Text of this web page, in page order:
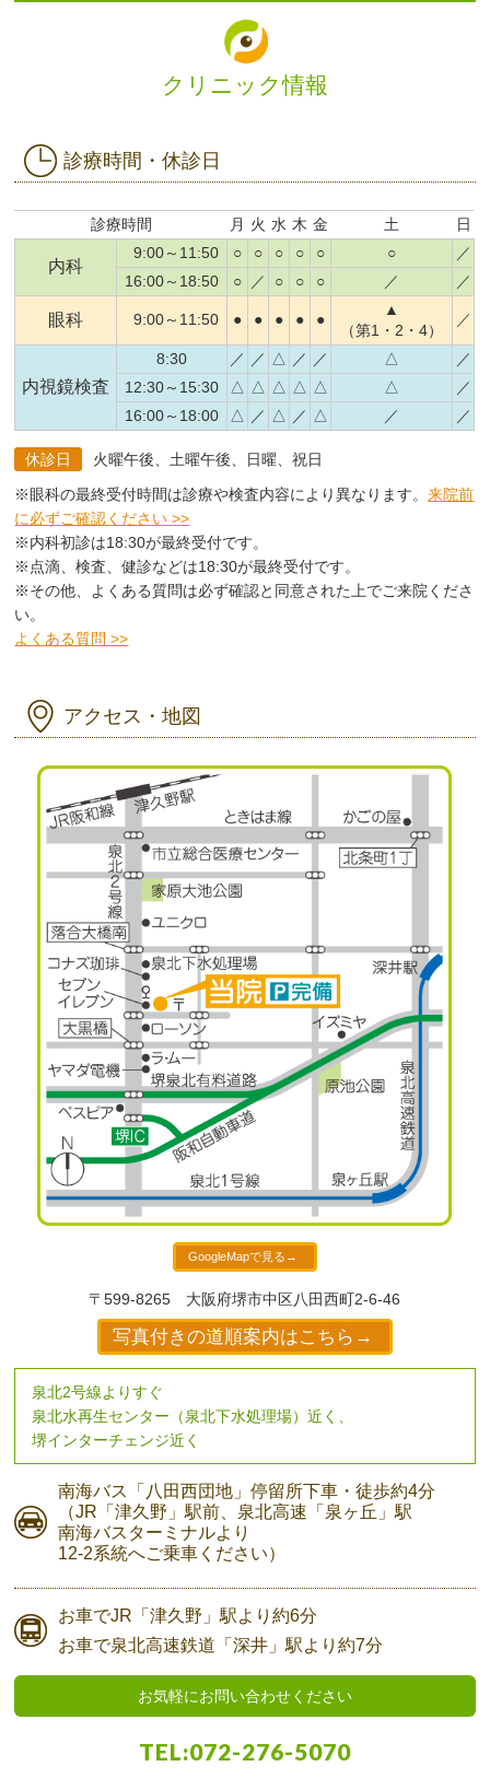
クリニック情報
診療時間・休診日
診療時間 月 火 水 木 金 土 日
内科
9:00～11:50 ○ ○ ○ ○ ○ ○
／
16:00～18:50
○ ／ ○ ○ ○ ／ ／
眼科 9:00～11:50 ● ● ● ● ●
▲
（第1・2・4）
／
内視鏡検査
8:30 ／ ／ △ ／ ／ △
／
12:30～15:30
△ △ △ △ △ △
／
16:00～18:00
△ ／ △ ／ △ ／ ／
休診日
火曜午後、土曜午後、日曜、祝日
※眼科の最終受付時間は診療や検査内容により異なります。来院前
に必ずご確認ください >>
※内科初診は18:30が最終受付です。
※点滴、検査、健診などは18:30が最終受付です。
※その他、よくある質問は必ず確認と同意された上でご来院くださ
い。
よくある質問 >>
アクセス・地図
GoogleMapで見る→
〒599-8265 大阪府堺市中区八田西町2-6-46
写真付きの道順案内はこちら→
泉北2号線よりすぐ
泉北水再生センター（泉北下水処理場）近く、
堺インターチェンジ近く
南海バス 「八田西団地」停留所下車・徒歩約4分
（JR「津久野」駅前、 泉北高速「泉ヶ丘」駅
南海バスターミナルより
12-2系統へご乗車ください）
お車でJR「津久野」駅より約6分
お車で泉北高速鉄道「深井」駅より約7分
お気軽にお問い合わせください
TEL:072-276-5070